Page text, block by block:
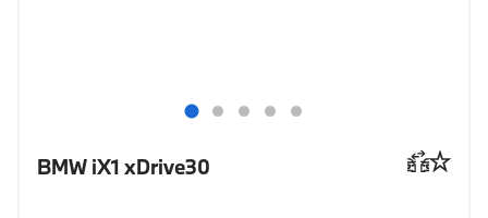
BMW iX1 xDrive30